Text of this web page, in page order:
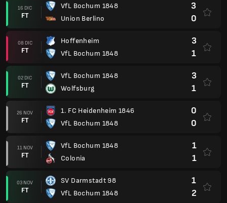
16 DIC
FT
VfL Bochum 1848
Union Berlino
3
0
08 DIC
FT
Hoffenheim
VfL Bochum 1848
3
1
02 DIC
FT
VfL Bochum 1848
Wolfsburg
3
1
26 NOV
FT
1. FC Heidenheim 1846
VfL Bochum 1848
0
0
11 NOV
FT
VfL Bochum 1848
Colonia
1
1
03 NOV
FT
SV Darmstadt 98
VfL Bochum 1848
1
2